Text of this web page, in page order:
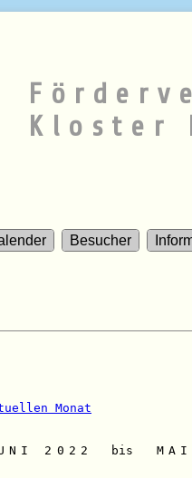
Kloster
Besucher
Monat
2022 bis MAI